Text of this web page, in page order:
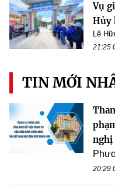
Vụ
Hủy
Lê
21:25
TIN MỚI
nghị
20:29